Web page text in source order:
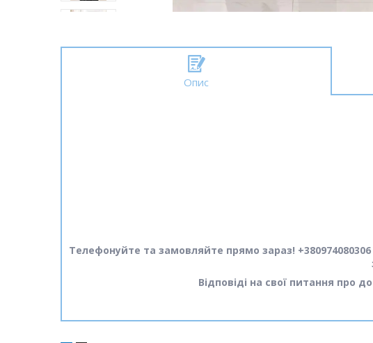
Опис
Телефонуйте та замовляйте прямо зараз!
Відповіді на свої питання про